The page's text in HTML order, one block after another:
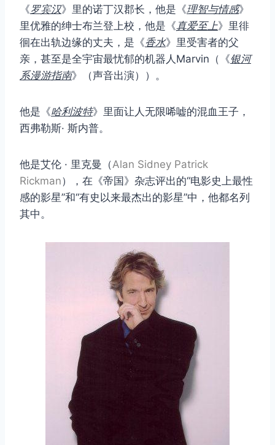
《罗宾汉》里的诺丁汉郡长，他是《理智与情感》
里优雅的绅士布兰登上校，他是《真爱至上》里徘
徊在出轨边缘的丈夫，是《香水》里受害者的父
亲，甚至是全宇宙最忧郁的机器人Marvin（《银河
系漫游指南》（声音出演））。
他是《哈利波特》里面让人无限唏嘘的混血王子，
西弗勒斯· 斯内普。
他是艾伦 · 里克曼（Alan Sidney Patrick
Rickman），在《帝国》杂志评出的“电影史上最性
感的影星”和“有史以来最杰出的影星”中，他都名列
其中。